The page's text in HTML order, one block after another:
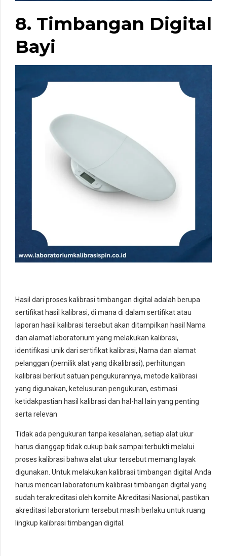
8. Timbangan Digital
Bayi
Hasil dari proses kalibrasi timbangan digital adalah berupa
sertifikat hasil kalibrasi, di mana di dalam sertifikat atau
laporan hasil kalibrasi tersebut akan ditampilkan hasil Nama
dan alamat laboratorium yang melakukan kalibrasi,
identifikasi unik dari sertifikat kalibrasi, Nama dan alamat
pelanggan (pemilik alat yang dikalibrasi), perhitungan
kalibrasi berikut satuan pengukurannya, metode kalibrasi
yang digunakan, ketelusuran pengukuran, estimasi
ketidakpastian hasil kalibrasi dan hal-hal lain yang penting
serta relevan
Tidak ada pengukuran tanpa kesalahan, setiap alat ukur
harus dianggap tidak cukup baik sampai terbukti melalui
proses kalibrasi bahwa alat ukur tersebut memang layak
digunakan. Untuk melakukan kalibrasi timbangan digital Anda
harus mencari laboratorium kalibrasi timbangan digital yang
sudah terakreditasi oleh komite Akreditasi Nasional, pastikan
akreditasi laboratorium tersebut masih berlaku untuk ruang
lingkup kalibrasi timbangan digital.